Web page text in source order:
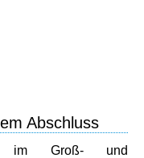
Abschluss
im Groß- und